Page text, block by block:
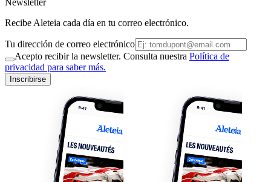
Recibe Aleteia cada día en tu correo electrónico.
Tu dirección de correo electrónico
Acepto recibir la newsletter. Consulta nuestra Política de
privacidad para saber más.
Inscribirse